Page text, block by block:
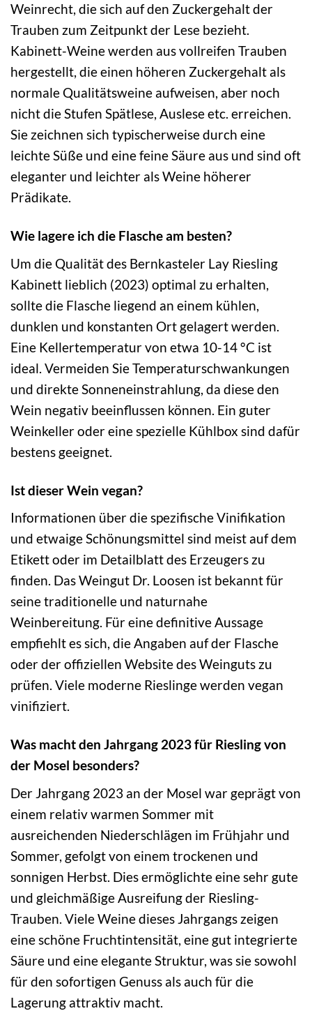
Weinrecht, die sich auf den Zuckergehalt der
Trauben zum Zeitpunkt der Lese bezieht.
Kabinett-Weine werden aus vollreifen Trauben
hergestellt, die einen höheren Zuckergehalt als
normale Qualitätsweine aufweisen, aber noch
nicht die Stufen Spätlese, Auslese etc. erreichen.
Sie zeichnen sich typischerweise durch eine
leichte Süße und eine feine Säure aus und sind oft
eleganter und leichter als Weine höherer
Prädikate.
Wie lagere ich die Flasche am besten?
Um die Qualität des Bernkasteler Lay Riesling
Kabinett lieblich (2023) optimal zu erhalten,
sollte die Flasche liegend an einem kühlen,
dunklen und konstanten Ort gelagert werden.
Eine Kellertemperatur von etwa 10-14 °C ist
ideal. Vermeiden Sie Temperaturschwankungen
und direkte Sonneneinstrahlung, da diese den
Wein negativ beeinflussen können. Ein guter
Weinkeller oder eine spezielle Kühlbox sind dafür
bestens geeignet.
Ist dieser Wein vegan?
Informationen über die spezifische Vinifikation
und etwaige Schönungsmittel sind meist auf dem
Etikett oder im Detailblatt des Erzeugers zu
finden. Das Weingut Dr. Loosen ist bekannt für
seine traditionelle und naturnahe
Weinbereitung. Für eine definitive Aussage
empfiehlt es sich, die Angaben auf der Flasche
oder der offiziellen Website des Weinguts zu
prüfen. Viele moderne Rieslinge werden vegan
vinifiziert.
Was macht den Jahrgang 2023 für Riesling von
der Mosel besonders?
Der Jahrgang 2023 an der Mosel war geprägt von
einem relativ warmen Sommer mit
ausreichenden Niederschlägen im Frühjahr und
Sommer, gefolgt von einem trockenen und
sonnigen Herbst. Dies ermöglichte eine sehr gute
und gleichmäßige Ausreifung der Riesling-
Trauben. Viele Weine dieses Jahrgangs zeigen
eine schöne Fruchtintensität, eine gut integrierte
Säure und eine elegante Struktur, was sie sowohl
für den sofortigen Genuss als auch für die
Lagerung attraktiv macht.